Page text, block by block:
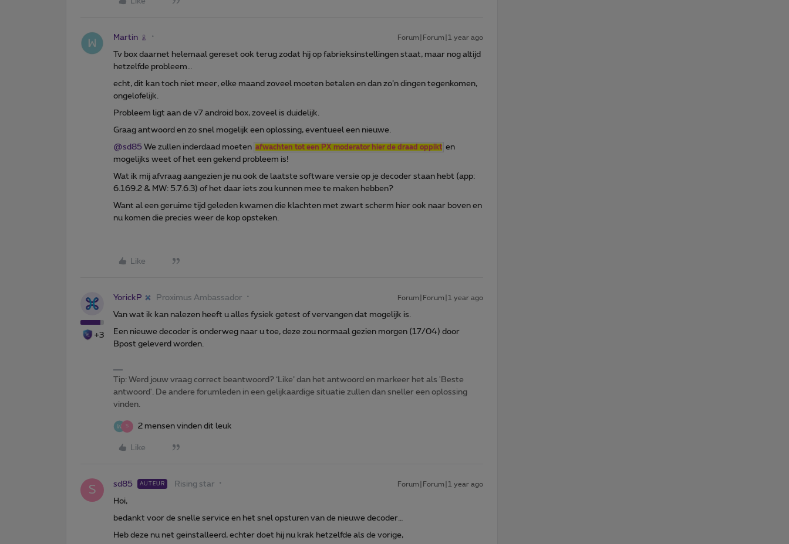
Martin Forum|Forum|1 year ago
Tv box daarnet helemaal gereset ook terug zodat hij op fabrieksinstellingen staat, maar nog altijd
hetzelfde probleem…
echt, dit kan toch niet meer, elke maand zoveel moeten betalen en dan zo’n dingen tegenkomen,
ongelofelijk.
Probleem ligt aan de v7 android box, zoveel is duidelijk.
Graag antwoord en zo snel mogelijk een oplossing, eventueel een nieuwe.
@sd85 We zullen inderdaad moeten afwachten tot een PX moderator hier de draad oppikt en
mogelijks weet of het een gekend probleem is!
Wat ik mij afvraag aangezien je nu ook de laatste software versie op je decoder staan hebt (app:
6.169.2 & MW: 5.7.6.3) of het daar iets zou kunnen mee te maken hebben?
Want al een geruime tijd geleden kwamen die klachten met zwart scherm hier ook naar boven en
nu komen die precies weer de kop opsteken.
Like
+3
YorickP Proximus Ambassador Forum|Forum|1 year ago
Van wat ik kan nalezen heeft u alles fysiek getest of vervangen dat mogelijk is.
Een nieuwe decoder is onderweg naar u toe, deze zou normaal gezien morgen (17/04) door
Bpost geleverd worden.
Tip: Werd jouw vraag correct beantwoord? ‘Like’ dan het antwoord en markeer het als 'Beste
antwoord'. De andere forumleden in een gelijkaardige situatie zullen dan sneller een oplossing
vinden.
S 2 mensen vinden dit leuk
Like
S sd85 AUTEUR Rising star Forum|Forum|1 year ago
Hoi,
bedankt voor de snelle service en het snel opsturen van de nieuwe decoder…
Heb deze nu net geinstalleerd, echter doet hij nu krak hetzelfde als de vorige,